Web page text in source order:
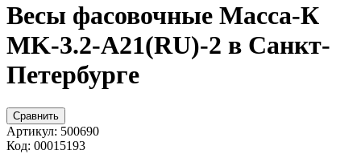
Весы фасовочные Масса-К
MK-3.2-A21(RU)-2 в Санкт-
Петербурге
Сравнить
Артикул: 500690
Код: 00015193